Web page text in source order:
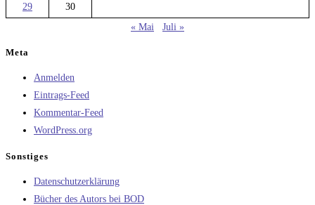
29
30
« Mai
Juli »
Meta
Anmelden
Eintrags-Feed
Kommentar-Feed
WordPress.org
Sonstiges
Datenschutzerklärung
Bücher des Autors bei BOD